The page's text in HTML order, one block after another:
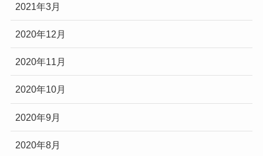
2021年3月
2020年12月
2020年11月
2020年10月
2020年9月
2020年8月